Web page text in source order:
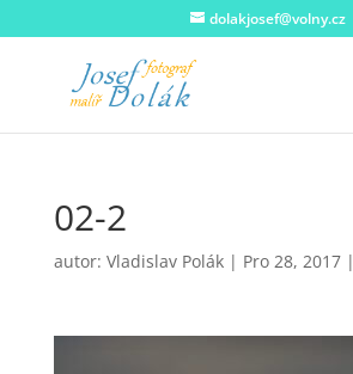
dolakjosef@volny.cz
02-2
autor: Vladislav Polák| Pro 28, 2017|